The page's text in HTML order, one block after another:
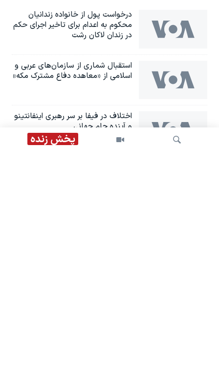
پخش زنده
درخواست پول از خانواده زندانیان
محکوم به‌ اعدام برای تاخیر اجرای حکم
در زندان لاکان رشت
استقبال شماری از سازمان‌های عربی و
اسلامی از «معاهده دفاع مشترک مکه»
اختلاف در فیفا بر سر رهبری اینفانتینو
و آینده جام جهانی